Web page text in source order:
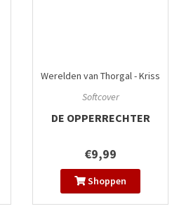
Werelden van Thorgal - Kriss
Softcover
DE OPPERRECHTER
€9,99
Shoppen